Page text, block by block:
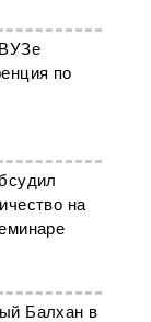
по
на
Балхан в